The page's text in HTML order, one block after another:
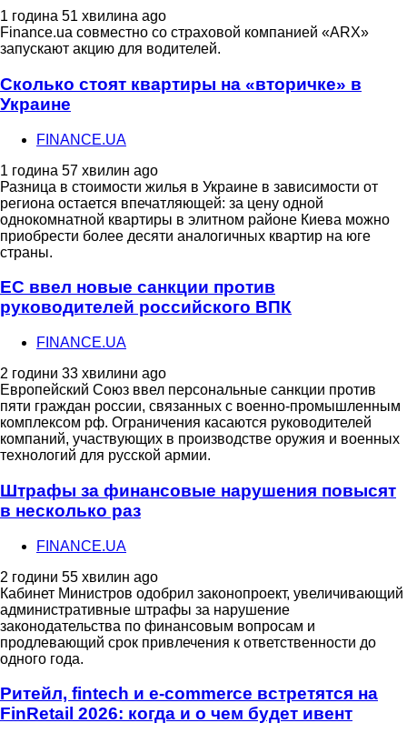
1 година 51 хвилина ago
Finance.ua совместно со страховой компанией «ARX»
запускают акцию для водителей.
Сколько стоят квартиры на «вторичке» в
Украине
FINANCE.UA
1 година 57 хвилин ago
Разница в стоимости жилья в Украине в зависимости от
региона остается впечатляющей: за цену одной
однокомнатной квартиры в элитном районе Киева можно
приобрести более десяти аналогичных квартир на юге
страны.
ЕС ввел новые санкции против
руководителей российского ВПК
FINANCE.UA
2 години 33 хвилини ago
Европейский Союз ввел персональные санкции против
пяти граждан россии, связанных с военно-промышленным
комплексом рф. Ограничения касаются руководителей
компаний, участвующих в производстве оружия и военных
технологий для русской армии.
Штрафы за финансовые нарушения повысят
в несколько раз
FINANCE.UA
2 години 55 хвилин ago
Кабинет Министров одобрил законопроект, увеличивающий
административные штрафы за нарушение
законодательства по финансовым вопросам и
продлевающий срок привлечения к ответственности до
одного года.
Ритейл, fintech и e-commerce встретятся на
FinRetail 2026: когда и о чем будет ивент